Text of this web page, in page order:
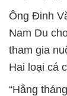
Ông Đinh
Nam Du
tham gia
Hai loại cá
“Hằng